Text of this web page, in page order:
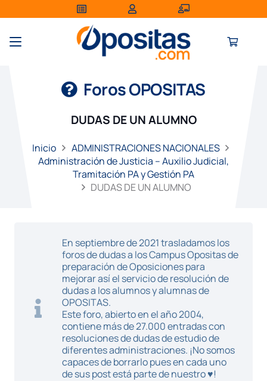
Foros OPOSITAS
DUDAS DE UN ALUMNO
Inicio
ADMINISTRACIONES NACIONALES
Administración de Justicia – Auxilio Judicial,
Tramitación PA y Gestión PA
DUDAS DE UN ALUMNO
En septiembre de 2021 trasladamos los
foros de dudas a los Campus Opositas de
preparación de Oposiciones para
mejorar así el servicio de resolución de
dudas a los alumnos y alumnas de
OPOSITAS.
Este foro, abierto en el año 2004,
contiene más de 27.000 entradas con
resoluciones de dudas de estudio de
diferentes administraciones. ¡No somos
capaces de borrarlo pues en cada uno
de sus post está parte de nuestro ♥!